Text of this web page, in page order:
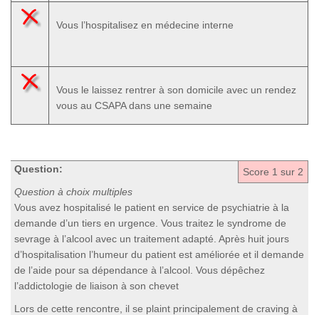
Vous l’hospitalisez en médecine interne
Vous le laissez rentrer à son domicile avec un rendez
vous au CSAPA dans une semaine
Score 1 sur 2
Question:
Question à choix multiples
Vous avez hospitalisé le patient en service de psychiatrie à la
demande d’un tiers en urgence. Vous traitez le syndrome de
sevrage à l’alcool avec un traitement adapté. Après huit jours
d’hospitalisation l’humeur du patient est améliorée et il demande
de l’aide pour sa dépendance à l’alcool. Vous dépêchez
l’addictologie de liaison à son chevet
Lors de cette rencontre, il se plaint principalement de craving à